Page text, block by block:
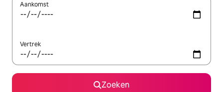
Aankomst
Vertrek
Zoeken